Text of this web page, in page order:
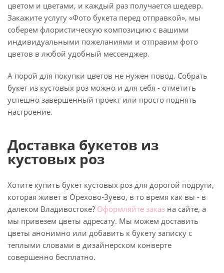
цветом и цветами, и каждый раз получается шедевр.
Закажите услугу «Фото букета перед отправкой», мы
соберем флористическую композицию с вашими
индивидуальными пожеланиями и отправим фото
цветов в любой удобный мессенджер.
А порой для покупки цветов не нужен повод. Собрать
букет из кустовых роз можно и для себя - отметить
успешно завершенный проект или просто поднять
настроение.
Доставка букетов из
кустовых роз
Хотите купить букет кустовых роз для дорогой подруги,
которая живет в Орехово-Зуево, в то время как вы - в
далеком Владивостоке? Оформляйте заказ на сайте, а
мы привезем цветы адресату. Мы можем доставить
цветы анонимно или добавить к букету записку с
теплыми словами в дизайнерском конверте
совершенно бесплатно.